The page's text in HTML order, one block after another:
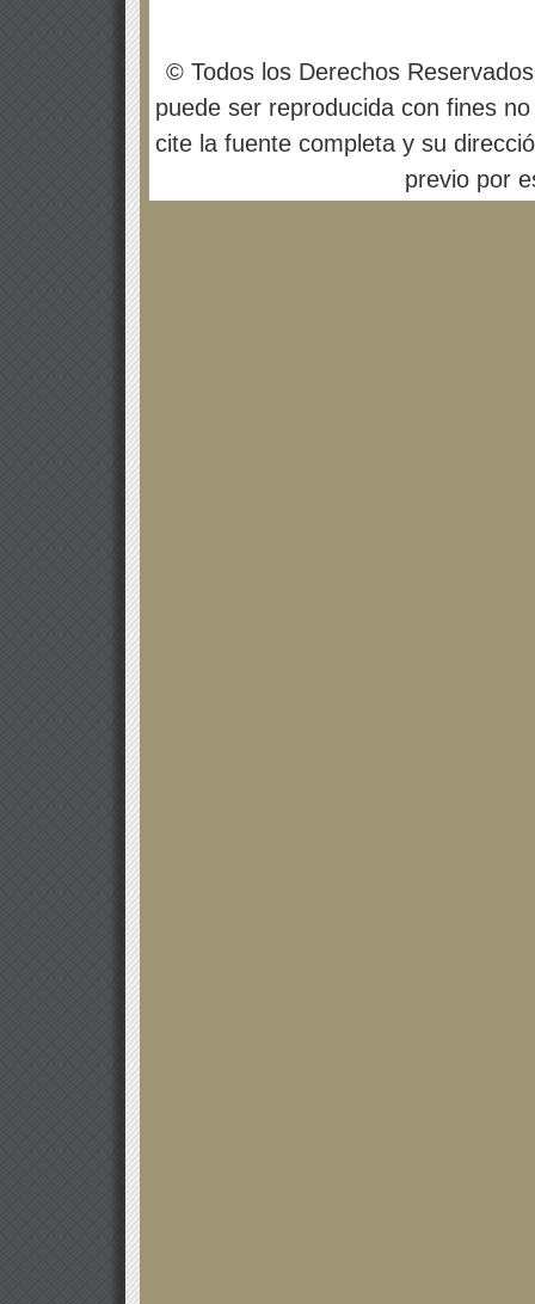
© Todos los Derechos
puede ser reproducida con fines
cite la fuente completa y su
previo por